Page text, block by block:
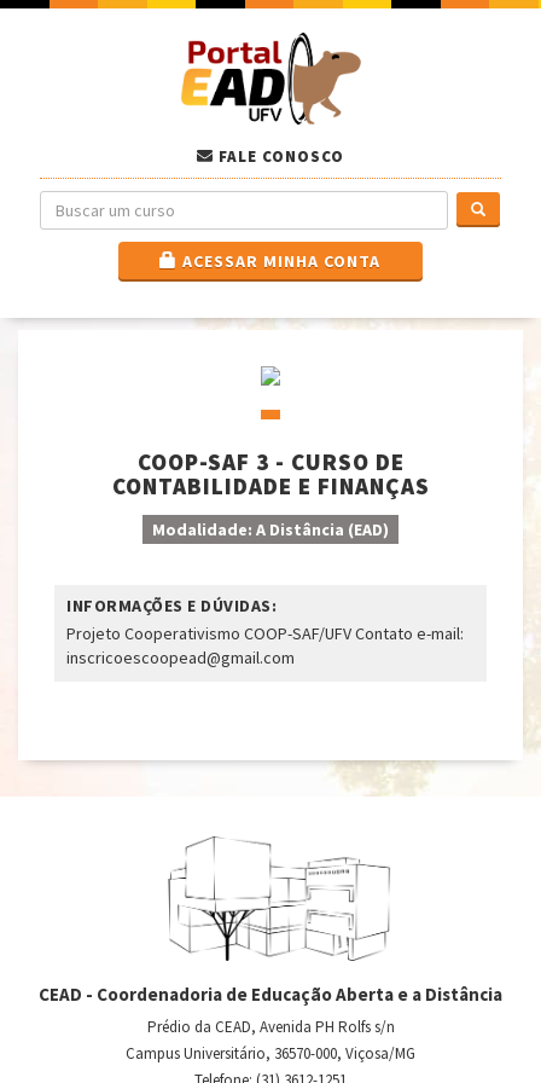
FALE CONOSCO
ACESSAR MINHA CONTA
COOP-SAF 3 - CURSO DE
CONTABILIDADE E FINANÇAS
Modalidade: A Distância (EAD)
INFORMAÇÕES E DÚVIDAS:
Projeto Cooperativismo COOP-SAF/UFV Contato e-mail:
inscricoescoopead@gmail.com
CEAD - Coordenadoria de Educação Aberta e a Distância
Prédio da CEAD, Avenida PH Rolfs s/n
Campus Universitário, 36570-000, Viçosa/MG